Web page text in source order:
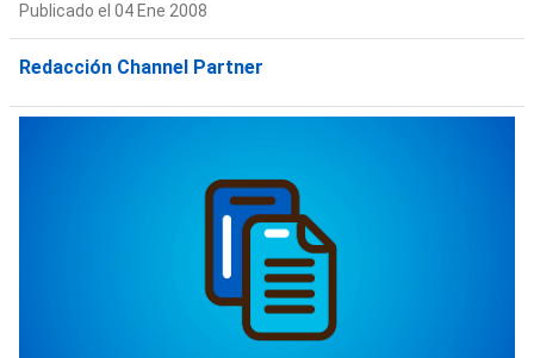
Publicado el 04 Ene 2008
Redacción Channel Partner